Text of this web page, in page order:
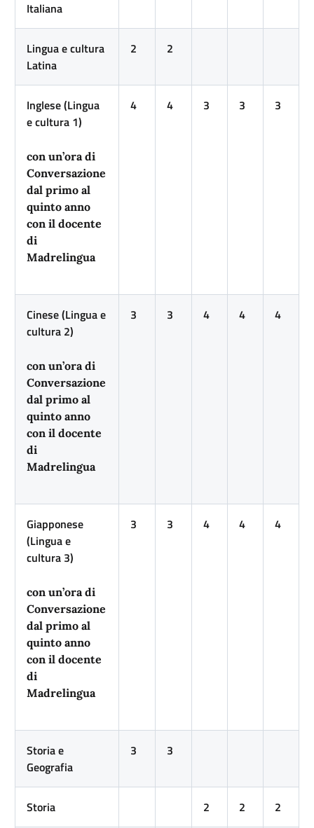
Italiana
Lingua e cultura
Latina
2 2
Inglese (Lingua
e cultura 1)
con un’ora di
Conversazione
dal primo al
quinto anno
con il docente
di
Madrelingua
4 4 3 3 3
Cinese (Lingua e
cultura 2)
con un’ora di
Conversazione
dal primo al
quinto anno
con il docente
di
Madrelingua
3 3 4 4 4
Giapponese
(Lingua e
cultura 3)
con un’ora di
Conversazione
dal primo al
quinto anno
con il docente
di
Madrelingua
3 3 4 4 4
Storia e
Geografia
3 3
Storia 2 2 2